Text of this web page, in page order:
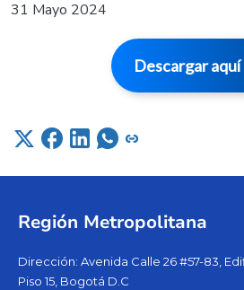
31 Mayo 2024
Descargar aquí
Región Metropolitana
Dirección: Avenida Calle 26 #57-83,
Piso 15, Bogotá D.C